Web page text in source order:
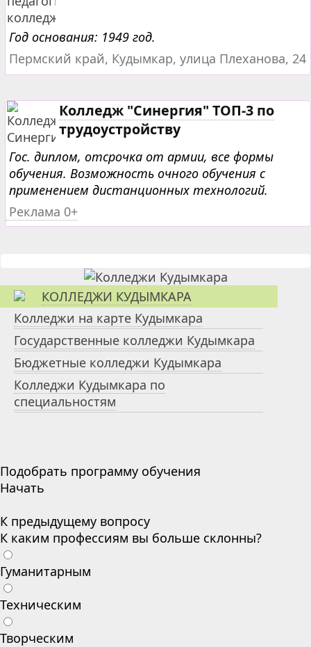
Год основания: 1949 год.
Пермский край, Кудымкар, улица Плеханова, 24
Колледж "Синергия" ТОП-3 по
трудоустройству
Гос. диплом, отсрочка от армии, все формы
обучения. Возможность очного обучения с
применением дистанционных технологий.
Реклама 0+
КОЛЛЕДЖИ КУДЫМКАРА
Колледжи на карте Кудымкара
Государственные колледжи Кудымкара
Бюджетные колледжи Кудымкара
Колледжи Кудымкара по
специальностям
Подобрать программу обучения
Начать
К предыдущему вопросу
К каким профессиям вы больше склонны?
Гуманитарным
Техническим
Творческим